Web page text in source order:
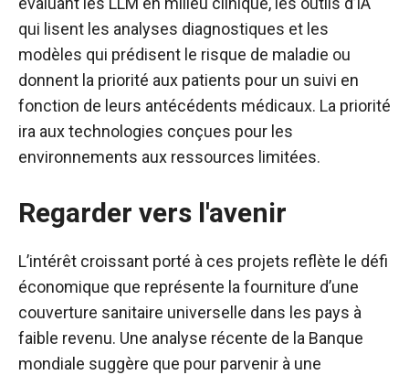
qui lisent les analyses diagnostiques et les
modèles qui prédisent le risque de maladie ou
donnent la priorité aux patients pour un suivi en
fonction de leurs antécédents médicaux. La priorité
ira aux technologies conçues pour les
environnements aux ressources limitées.
Regarder vers l'avenir
L’intérêt croissant porté à ces projets reflète le défi
économique que représente la fourniture d’une
couverture sanitaire universelle dans les pays à
faible revenu. Une analyse récente de la Banque
mondiale suggère que pour parvenir à une